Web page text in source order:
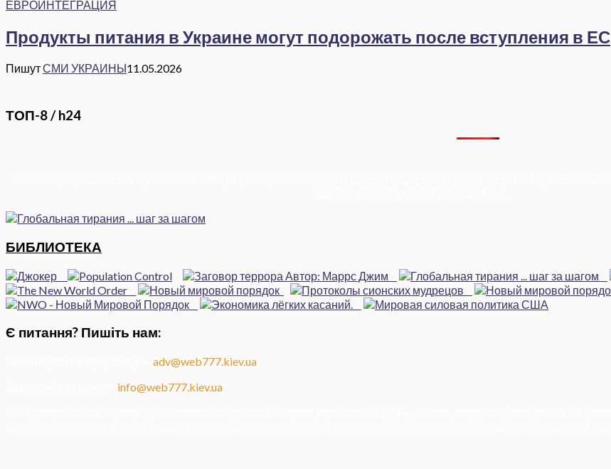
ЕВРОИНТЕГРАЦИЯ
Продукты питания в Украине могут подорожать после вступления в ЕС
ПишутСМИ УКРАИНЫ11.05.2026
ТОП-8 / h24
БИБЛИОТЕКА
Є питання? Пишіть нам:
adv@web777.kiev.ua
info@web777.kiev.ua